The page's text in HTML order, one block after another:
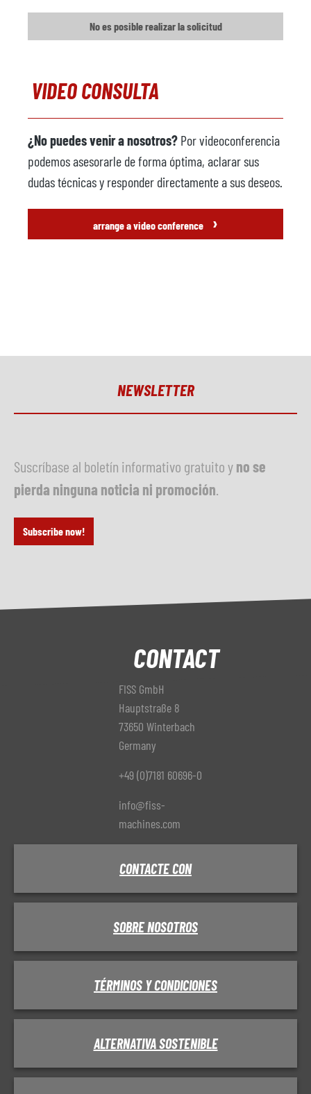
No es posible realizar la solicitud
VIDEO CONSULTA
¿No puedes venir a nosotros? Por videoconferencia
podemos asesorarle de forma óptima, aclarar sus
dudas técnicas y responder directamente a sus deseos.
arrange a video conference ›
NEWSLETTER
Suscríbase al boletín informativo gratuito yno se
pierda ninguna noticia ni promoción
Subscribe now!
CONTACT
FISS GmbH
Hauptstraße 8
73650 Winterbach
Germany
+49 (0)7181 60696-0
info@fiss-
machines.com
CONTACTE CON
SOBRE NOSOTROS
TÉRMINOS Y CONDICIONES
ALTERNATIVA SOSTENIBLE